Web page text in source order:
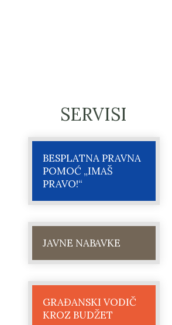
SERVISI
BESPLATNA PRAVNA
POMOĆ „IMAŠ
PRAVO!“
JAVNE NABAVKE
GRAĐANSKI VODIČ
KROZ BUDŽET